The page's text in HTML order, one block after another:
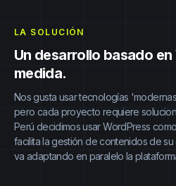
LA SOLUCIÓN
Un desarrollo basado
medida.
Nos gusta usar tecnologías
pero cada proyecto requiere
Perú decidimos usar WordPress
facilita la gestión de contenidos de
va adaptando en paralelo la